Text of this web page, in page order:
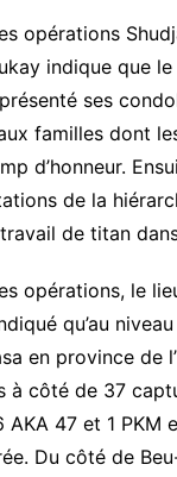
opérations
indique que
ses
familles dont
d’honneur.
de la
de titan
opérations, le
qu’au
en province de
à côté de 37
47 et 1 PKM
Du côté de